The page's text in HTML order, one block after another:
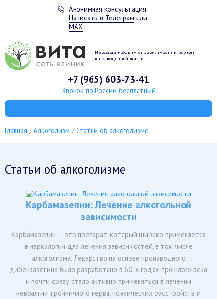
Анонимная консультация
Написать в Телеграм или
MAX
Навсегда избавим от зависимости и вернём
к полноценной жизни
+7 (965) 603-73-41
Звонок по России бесплатный
Главная Алкоголизм Статьи об алкоголизме
Статьи об алкоголизме
Карбамазепин: Лечение алкогольной
зависимости
Карбамазепин — это препарат, который широко применяется
в наркологии для лечения зависимостей, в том числе
алкоголизма. Лекарство на основе производного
дибензазепина было разработано в 60-х годах прошлого века
и почти сразу стало активно применяться в лечении
невралгии тройничного нерва, психических расстройств и